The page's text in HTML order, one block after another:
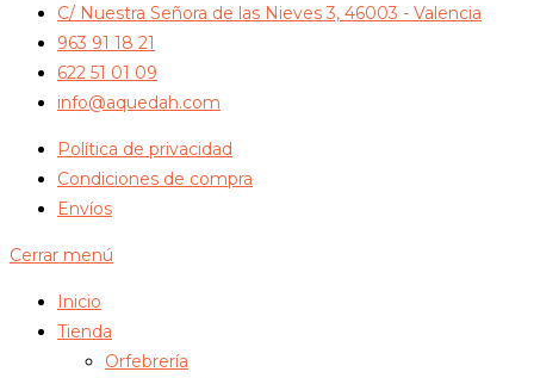
C/ Nuestra Señora de las Nieves 3, 46003 - Valencia
963 91 18 21
622 51 01 09
info@aquedah.com
Política de privacidad
Condiciones de compra
Envíos
Cerrar menú
Inicio
Tienda
Orfebrería